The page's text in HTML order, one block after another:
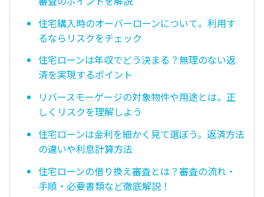
住宅購入時のオーバーローンについて。利用す
るならリスクをチェック
住宅ローンは年収でどう決まる？無理のない返
済を実現するポイント
リバースモーゲージの対象物件や用途とは。正
しくリスクを理解しよう
住宅ローンは金利を細かく見て選ぼう。返済方法
の違いや利息計算方法
住宅ローンの借り換え審査とは？審査の流れ・
手順・必要書類など徹底解説！